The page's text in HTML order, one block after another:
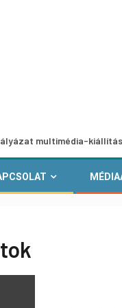
kiállításhoz